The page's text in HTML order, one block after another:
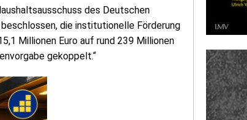
des Deutschen
die institutionelle Förderung
Millionen Euro auf rund 239 Millionen
gekoppelt.“